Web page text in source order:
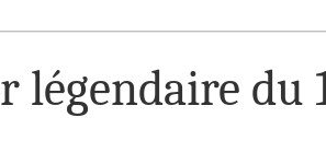
légendaire du